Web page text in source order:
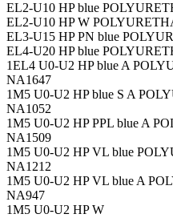
EL2-U10 HP blue
EL2-U10 HP W
EL3-U15 HP PN blue
EL4-U20 HP blue
1EL4 U0-U2 HP blue A
NA1647
1M5 U0-U2 HP blue S A
NA1052
1M5 U0-U2 HP PPL blue A
NA1509
1M5 U0-U2 HP VL blue
NA1212
1M5 U0-U2 HP VL blue A
NA947
1M5 U0-U2 HP W